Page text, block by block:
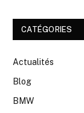
CATÉGORIES
Actualités
Blog
BMW